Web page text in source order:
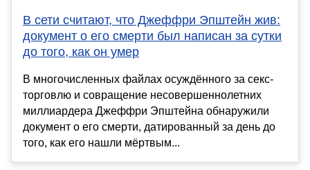
В сети считают, что Джеффри Эпштейн жив:
документ о его смерти был написан за сутки
до того, как он умер
В многочисленных файлах осуждённого за секс-
торговлю и совращение несовершеннолетних
миллиардера Джеффри Эпштейна обнаружили
документ о его смерти, датированный за день до
того, как его нашли мёртвым...